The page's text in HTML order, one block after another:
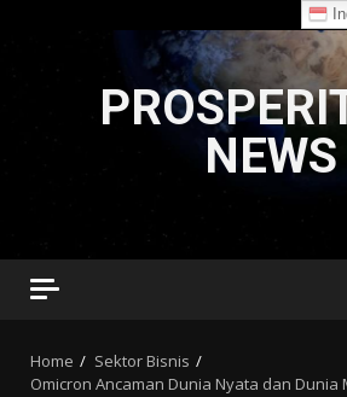
NEWS
Home
Sektor Bisnis
Omicron Ancaman Dunia Nyata dan Dunia